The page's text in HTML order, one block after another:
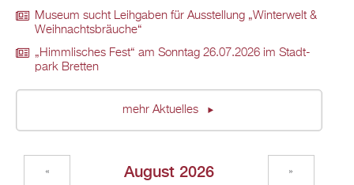
Mu­se­um sucht Leih­ga­ben für Aus­stel­lung „Win­ter­welt &
Weih­nachts­bräu­che“
„Himm­li­sches Fest“ am Sonn­tag 26.07.2026 im Stadt­
park Brett­en
mehr Ak­tu­el­les
Au­gust 2026
« »